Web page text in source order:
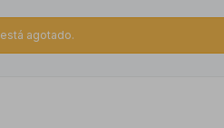
agotado.